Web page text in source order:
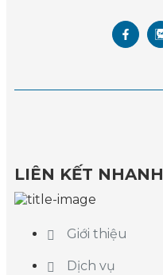
LIÊN KẾT NHANH
Giới thiệu
Dịch vụ